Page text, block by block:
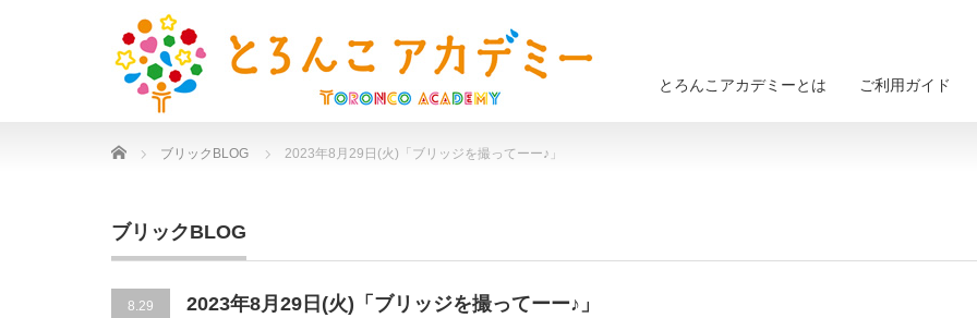
とろんこアカデミーとは ご利用ガイド
Home ブリックBLOG 2023年8月29日(火)「ブリッジを撮ってーー♪」
ブリックBLOG
8.29
2023年8月29日(火)「ブリッジを撮ってーー♪」